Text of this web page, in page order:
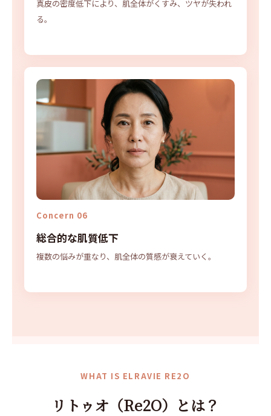
真皮の密度低下により、肌全体がくすみ、ツヤが失われ
る。
Concern 06
総合的な肌質低下
複数の悩みが重なり、肌全体の質感が衰えていく。
WHAT IS ELRAVIE RE2O
リトゥオ（Re2O）とは？